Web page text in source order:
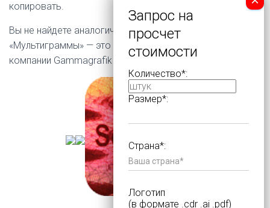
копировать.
Вы не найдете аналогичной голограммы в мире, так как
«Мультиграммы» — это эксклюзивная разработка
компании Gammagrafik Ltd.
Количество*:
Размер*:
Страна*:
Логотип
(в формате .cdr .ai .pdf)